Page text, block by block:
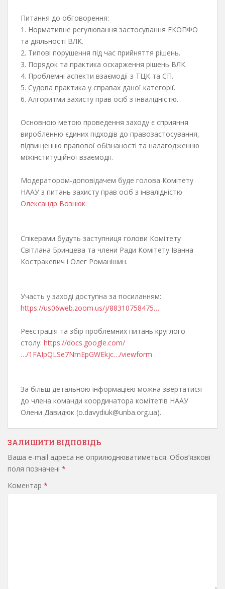
Питання до обговорення:
1. Нормативне регулювання застосування ЕКОПФО
та діяльності ВЛК.
2. Типові порушення під час прийняття рішень.
3. Порядок та практика оскарження рішень ВЛК.
4. Проблемні аспекти взаємодії з ТЦК та СП.
5. Судова практика у справах даної категорії.
6. Алгоритми захисту прав осіб з інвалідністю.
Основною метою проведення заходу є сприяння
виробленню єдиних підходів до правозастосування,
підвищенню правової обізнаності та налагодженню
міжінституційної взаємодії.
Модератором-доповідачем буде голова Комітету
НААУ з питань захисту прав осіб з інвалідністю
Олександр Вознюк.
Спікерами будуть заступниця голови Комітету
Світлана Бринцева та члени Ради Комітету Іванна
Костракевич і Олег Романішин.
Участь у заході доступна за посиланням:
https://us06web.zoom.us/j/88310758475…
Реєстрація та збір проблемних питань круглого
столу: https://docs.google.com/
…/1FAIpQLSe7NmEpGWEkjc…/viewform
За більш детальною інформацією можна звертатися
до члена команди координатора комітетів НААУ
Олени Давидюк (o.davydiuk@unba.org.ua).
ЗАЛИШИТИ ВІДПОВІДЬ
Ваша e-mail адреса не оприлюднюватиметься. Обов’язкові
поля позначені *
Коментар *